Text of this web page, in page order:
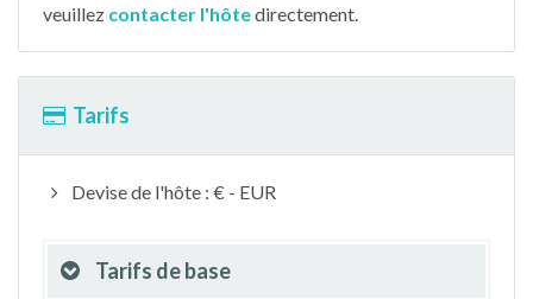
veuillez contacter l'hôtedirectement.
Tarifs
Devise de l'hôte : € - EUR
Tarifs de base